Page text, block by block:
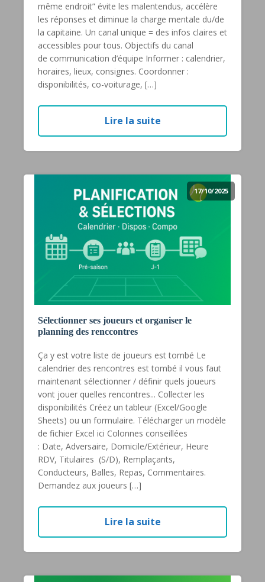
même endroit” évite les malentendus, accélère
les réponses et diminue la charge mentale du/de
la capitaine. Un canal unique = des infos claires et
accessibles pour tous. Objectifs du canal
de communication d’équipe Informer : calendrier,
horaires, lieux, consignes. Coordonner :
disponibilités, co-voiturage, […]
Lire la suite
17/10/2025
Sélectionner ses joueurs et organiser le
planning des renccontres
Ça y est votre liste de joueurs est tombé Le
calendrier des rencontres est tombé il vous faut
maintenant sélectionner / définir quels joueurs
vont jouer quelles rencontres... Collecter les
disponibilités Créez un tableur (Excel/Google
Sheets) ou un formulaire. Télécharger un modèle
de fichier Excel ici Colonnes conseillées
: Date, Adversaire, Domicile/Extérieur, Heure
RDV, Titulaires (S/D), Remplaçants,
Conducteurs, Balles, Repas, Commentaires.
Demandez aux joueurs […]
Lire la suite